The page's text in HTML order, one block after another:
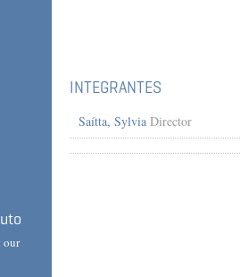
our
INTEGRANTES
Saítta, Sylvia Director